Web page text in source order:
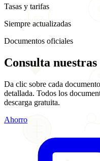
Tasas y tarifas
Siempre actualizadas
Documentos oficiales
Consulta nuestras
Da clic sobre cada
detallada. Todos los
descarga gratuita.
Ahorro